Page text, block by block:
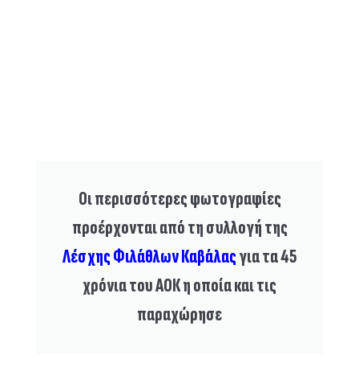
Οι περισσότερες φωτογραφίες
προέρχονται από τη συλλογή της
Λέσχης Φιλάθλων Καβάλαςγια τα 45
χρόνια του ΑΟΚ η οποία και τις
παραχώρησε